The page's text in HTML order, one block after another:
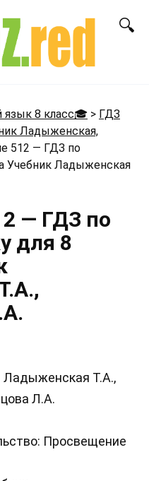
язык 8 класс🎓 > ГДЗ
Ладыженская,
512 — ГДЗ по
Учебник Ладыженская
— ГДЗ по
для 8
Ладыженская Т.А.,
Л.А.
Просвещение